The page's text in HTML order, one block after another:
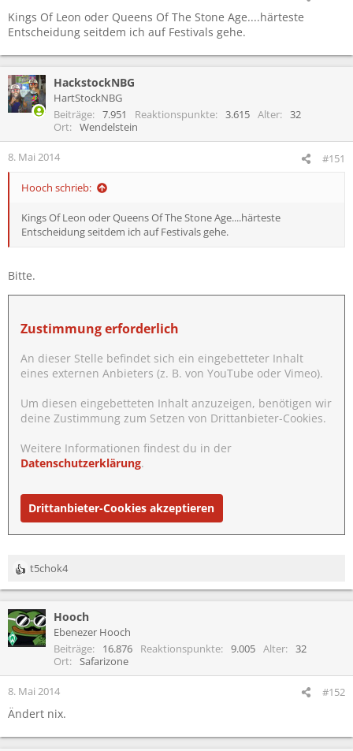
Kings Of Leon oder Queens Of The Stone Age....härteste
Entscheidung seitdem ich auf Festivals gehe.
HackstockNBG
HartStockNBG
Beiträge
7.951 Reaktionspunkte 3.615 Alter
32
Ort
Wendelstein
8. Mai 2014 #151
Hooch schrieb:
Kings Of Leon oder Queens Of The Stone Age....härteste
Entscheidung seitdem ich auf Festivals gehe.
Bitte.
Zustimmung erforderlich
An dieser Stelle befindet sich ein eingebetteter Inhalt
eines externen Anbieters (z. B. von YouTube oder Vimeo).
Um diesen eingebetteten Inhalt anzuzeigen, benötigen wir
deine Zustimmung zum Setzen von Drittanbieter-Cookies.
Weitere Informationen findest du in der
Datenschutzerklärung.
Drittanbieter-Cookies akzeptieren
R
e
k
t
i
n
:
t5chok4
Hooch
Ebenezer Hooch
Beiträge
16.876 Reaktionspunkte 9.005 Alter
32
Ort
Safarizone
8. Mai 2014 #152
Ändert nix.